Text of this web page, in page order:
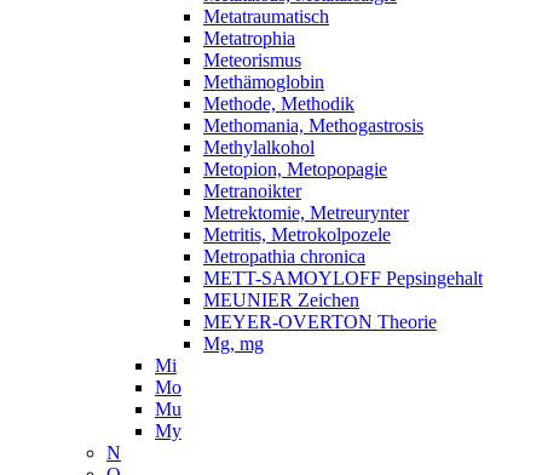
Metatraumatisch
Metatrophia
Meteorismus
Methämoglobin
Methode, Methodik
Methomania, Methogastrosis
Methylalkohol
Metopion, Metopopagie
Metranoikter
Metrektomie, Metreurynter
Metritis, Metrokolpozele
Metropathia chronica
METT-SAMOYLOFF Pepsingehalt
MEUNIER Zeichen
MEYER-OVERTON Theorie
Mg, mg
Mi
Mo
Mu
My
N